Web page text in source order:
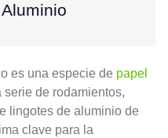
es una especie de papel
serie de rodamientos,
lingotes de aluminio de
clave para la